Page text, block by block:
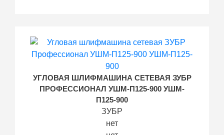
УГЛОВАЯ ШЛИФМАШИНА СЕТЕВАЯ ЗУБР
ПРОФЕССИОНАЛ УШМ-П125-900 УШМ-
П125-900
ЗУБР
нет